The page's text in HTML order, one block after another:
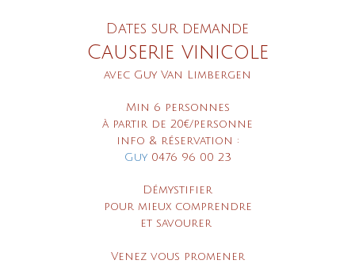
Dates sur demande
Causerie vinicole
avec Guy Van Limbergen
Min 6 personnes
à partir de 20€/personne
info & réservation :
Guy0476 96 00 23
Démystifier
pour mieux comprendre
et savourer
Venez vous promener